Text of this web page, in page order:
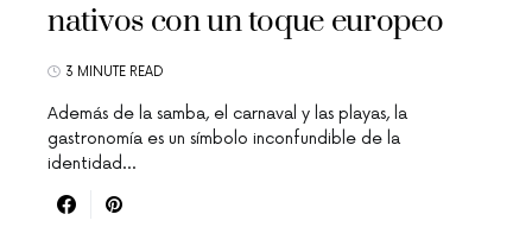
nativos con un toque europeo
3 MINUTE READ
Además de la samba, el carnaval y las playas, la
gastronomía es un símbolo inconfundible de la
identidad…